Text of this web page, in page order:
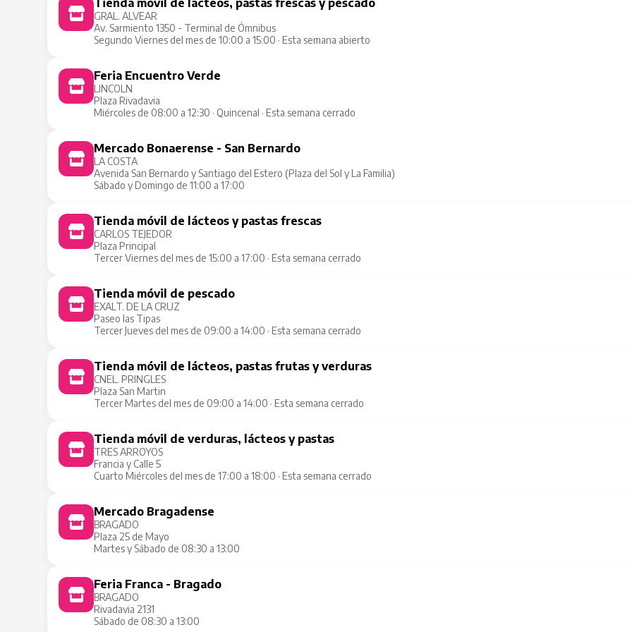
Tienda móvil de lácteos, pastas frescas y pescado
GRAL. ALVEAR
Av. Sarmiento 1350 - Terminal de Ómnibus
Segundo Viernes del mes de 10:00 a 15:00 · Esta semana abierto
Feria Encuentro Verde
LINCOLN
Plaza Rivadavia
Miércoles de 08:00 a 12:30 · Quincenal · Esta semana cerrado
Mercado Bonaerense - San Bernardo
LA COSTA
Avenida San Bernardo y Santiago del Estero (Plaza del Sol y La Familia)
Sábado y Domingo de 11:00 a 17:00
Tienda móvil de lácteos y pastas frescas
CARLOS TEJEDOR
Plaza Principal
Tercer Viernes del mes de 15:00 a 17:00 · Esta semana cerrado
Tienda móvil de pescado
EXALT. DE LA CRUZ
Paseo las Tipas
Tercer Jueves del mes de 09:00 a 14:00 · Esta semana cerrado
Tienda móvil de lácteos, pastas frutas y verduras
CNEL. PRINGLES
Plaza San Martin
Tercer Martes del mes de 09:00 a 14:00 · Esta semana cerrado
Tienda móvil de verduras, lácteos y pastas
TRES ARROYOS
Francia y Calle 5
Cuarto Miércoles del mes de 17:00 a 18:00 · Esta semana cerrado
Mercado Bragadense
BRAGADO
Plaza 25 de Mayo
Martes y Sábado de 08:30 a 13:00
Feria Franca - Bragado
BRAGADO
Rivadavia 2131
Sábado de 08:30 a 13:00